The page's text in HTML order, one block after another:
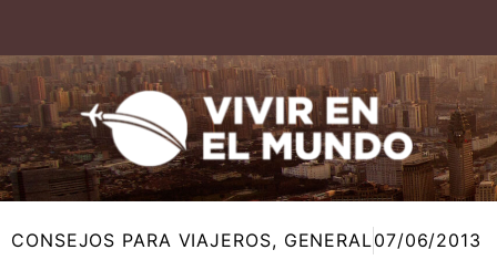
contenido
CONSEJOS PARA VIAJEROS, GENERAL07/06/2013